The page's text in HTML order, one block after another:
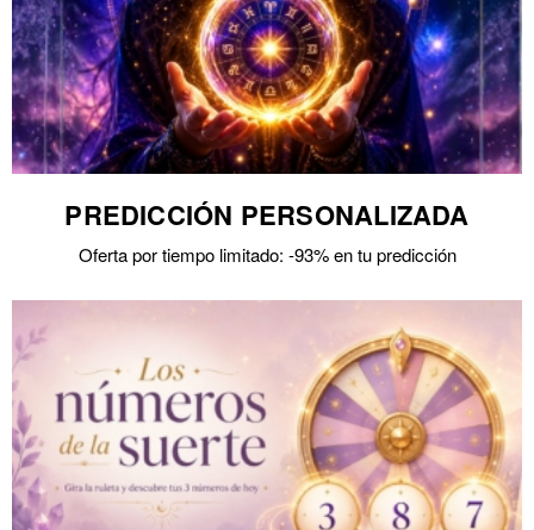
PREDICCIÓN PERSONALIZADA
Oferta por tiempo limitado: -93% en tu predicción